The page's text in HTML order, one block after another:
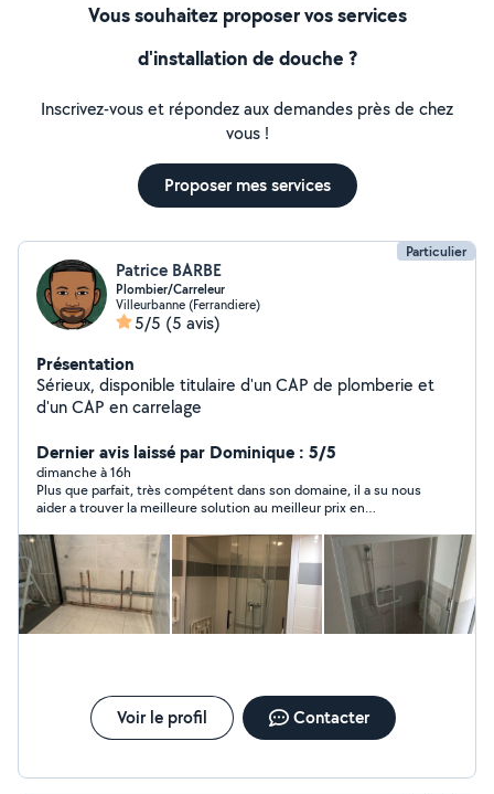
Vous souhaitez proposer vos services
d'installation de douche ?
Inscrivez-vous et répondez aux demandes près de chez
vous !
Proposer mes services
Particulier
Patrice BARBE
Plombier/Carreleur
Villeurbanne (Ferrandiere)
5/5 (5 avis)
Présentation
Sérieux, disponible titulaire d'un CAP de plomberie et
d'un CAP en carrelage
Dernier avis laissé par Dominique : 5/5
dimanche à 16h
Plus que parfait, très compétent dans son domaine, il a su nous
aider a trouver la meilleure solution au meilleur prix en
besoins. Réactif, sympathique, courtois, ponctuel, pédagogue
et respectueux. Contacte samedi soir, il est venu un dimanche
et a fait immédiatement le nouveau branchement de tuyau et
a posé un robinet extérieur. Très soigneux.excellent rapport
qualité prix.
Voir le profil Contacter